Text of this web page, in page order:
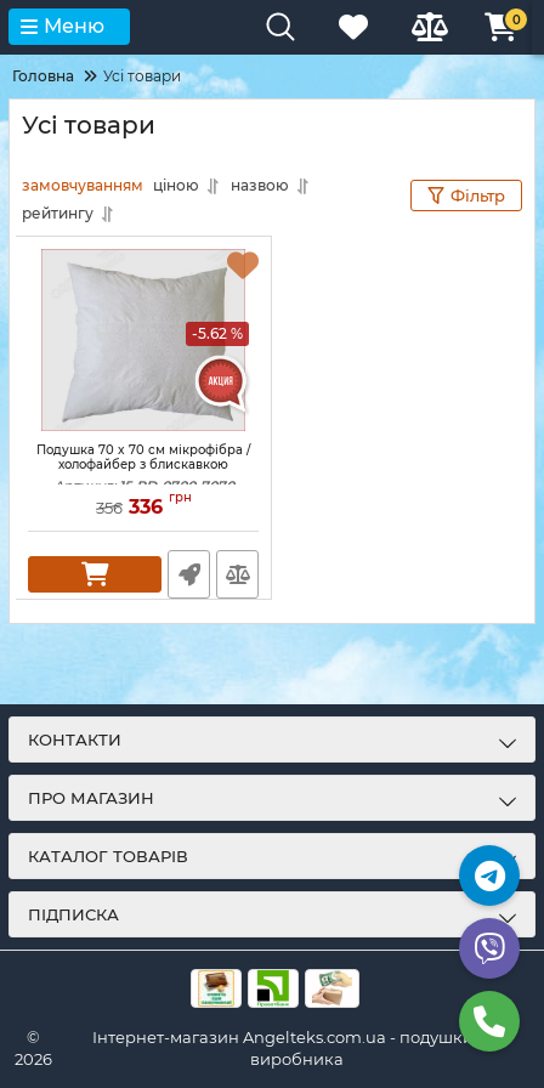
Меню 0
Головна Усі товари
Усі товари
замовчуванням ціною
назвою
рейтингу
Фільтр
-5.62 %
Подушка 70 x 70 см мікрофібра /
холофайбер з блискавкою
Артикул: 15-PD-0700-7070
356 336 грн
КОНТАКТИ
ПРО МАГАЗИН
КАТАЛОГ ТОВАРІВ
ПІДПИСКА
©
2026
Інтернет-магазин Angelteks.com.ua - подушки від
виробника